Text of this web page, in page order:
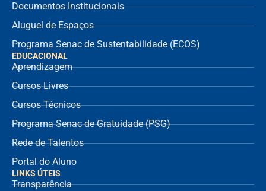
Documentos Institucionais
Aluguel de Espaços
Programa Senac de Sustentabilidade (ECOS)
EDUCACIONAL
Aprendizagem
Cursos Livres
Cursos Técnicos
Programa Senac de Gratuidade (PSG)
Rede de Talentos
Portal do Aluno
LINKS ÚTEIS
Transparência